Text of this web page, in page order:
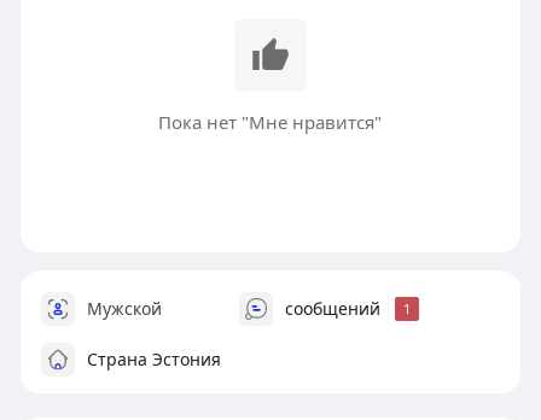
Пока нет "Мне нравится"
Мужской сообщений 1
Страна Эстония